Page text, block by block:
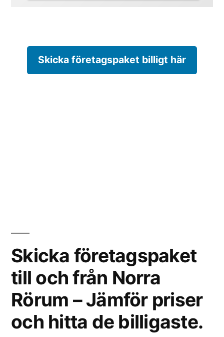
Skicka företagspaket billigt här
Skicka företagspaket
till och från Norra
Rörum – Jämför priser
och hitta de billigaste.